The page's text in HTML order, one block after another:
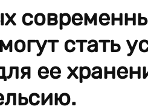
стать
ее